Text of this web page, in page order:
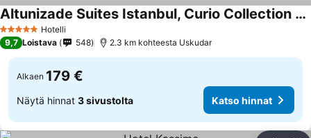
5 Tähtiluokitus
Hotelli
Altunizade Suites Istanbul, Curio Collection By Hilton
9,7 Loistava 548 2.3 km kohteesta Uskudar
Alkaen 179 €
Näytä hinnat 3 sivustolta Katso hinnat